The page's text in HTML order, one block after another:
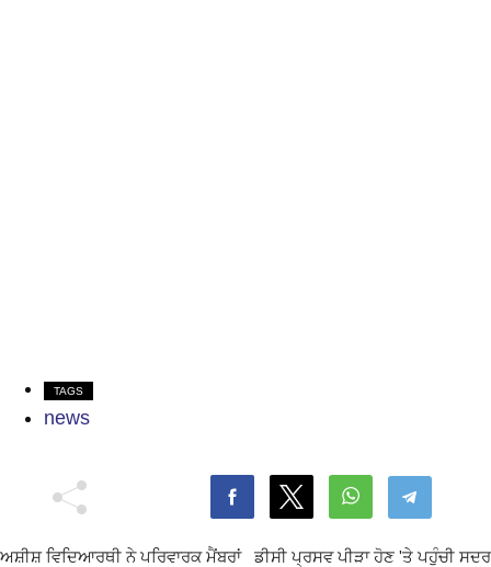
TAGS
news
ਅਸ਼ੀਸ਼ ਵਿਦਿਆਰਥੀ ਨੇ ਪਰਿਵਾਰਕ ਮੈਂਬਰਾਂ
ਡੀਸੀ ਪ੍ਰਸਵ ਪੀੜਾ ਹੋਣ 'ਤੇ ਪਹੁੰਚੀ ਸਦਰ